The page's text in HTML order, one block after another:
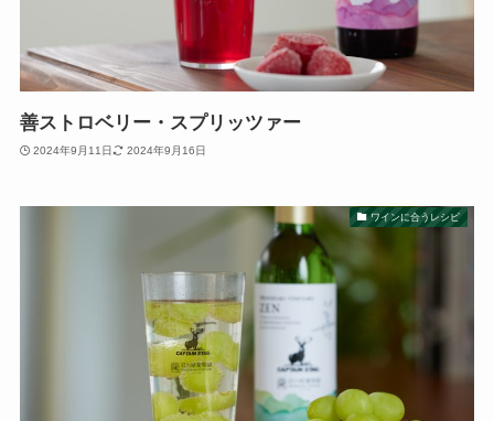
善ストロベリー・スプリッツァー
2024年9月11日 2024年9月16日
ワインに合うレシピ